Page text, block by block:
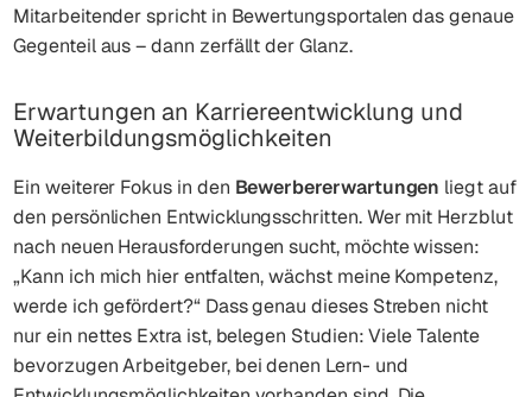
Mitarbeitender spricht in Bewertungsportalen das genaue
Gegenteil aus – dann zerfällt der Glanz.
Erwartungen an Karriereentwicklung und
Weiterbildungsmöglichkeiten
Ein weiterer Fokus in den Bewerbererwartungen liegt auf
den persönlichen Entwicklungsschritten. Wer mit Herzblut
nach neuen Herausforderungen sucht, möchte wissen:
„Kann ich mich hier entfalten, wächst meine Kompetenz,
werde ich gefördert?“ Dass genau dieses Streben nicht
nur ein nettes Extra ist, belegen Studien: Viele Talente
bevorzugen Arbeitgeber, bei denen Lern- und